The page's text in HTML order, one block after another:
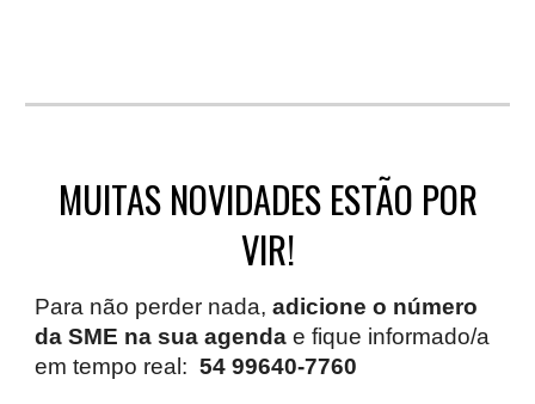
MUITAS NOVIDADES ESTÃO POR
VIR!
Para não perder nada,adicione o número
da SME na sua agenda e fique informado/a
em tempo real:54 99640-7760